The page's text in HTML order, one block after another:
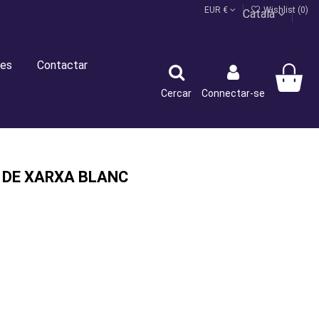
Català
EUR € Wishlist (0)
Contactar
Cercar Connectar-se
XARXA BLANC